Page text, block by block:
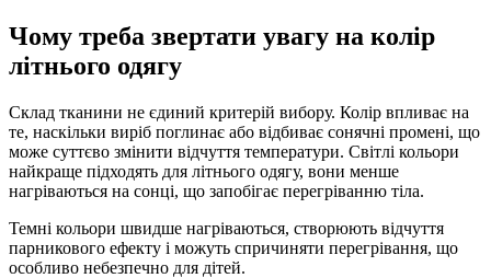
Чому треба звертати увагу на колір
літнього одягу
Склад тканини не єдиний критерій вибору. Колір впливає на
те, наскільки виріб поглинає або відбиває сонячні промені, що
може суттєво змінити відчуття температури. Світлі кольори
найкраще підходять для літнього одягу, вони менше
нагріваються на сонці, що запобігає перегріванню тіла.
Темні кольори швидше нагріваються, створюють відчуття
парникового ефекту і можуть спричиняти перегрівання, що
особливо небезпечно для дітей.